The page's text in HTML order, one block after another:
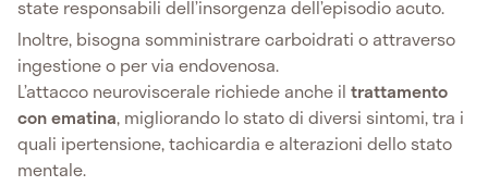
state responsabili dell’insorgenza dell’episodio acuto.
Inoltre, bisogna somministrare carboidrati o attraverso
ingestione o per via endovenosa.
L’attacco neuroviscerale richiede anche il trattamento
con ematina, migliorando lo stato di diversi sintomi, tra i
quali ipertensione, tachicardia e alterazioni dello stato
mentale.